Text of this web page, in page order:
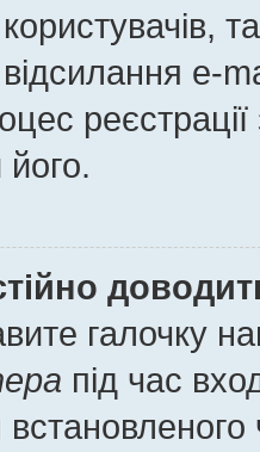
e-
галочку
під час